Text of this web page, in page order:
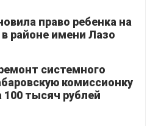
право ребенка на
районе имени Лазо
системного
комиссионку
100 тысяч рублей